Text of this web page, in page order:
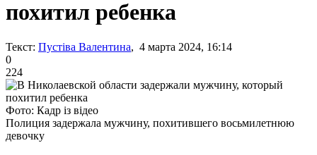
похитил ребенка
Текст: Пустіва Валентина, 4 марта 2024, 16:14
0
224
Фото: Кадр із відео
Полиция задержала мужчину, похитившего восьмилетнюю
девочку